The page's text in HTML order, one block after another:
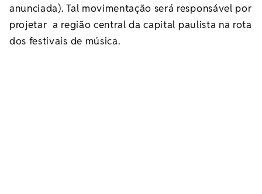
anunciada). Tal movimentação será responsável por
projetar a região central da capital paulista na rota
dos festivais de música.